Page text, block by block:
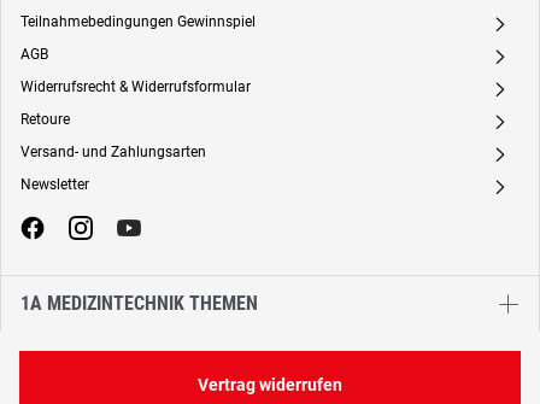
Teilnahmebedingungen Gewinnspiel A
AGB A
Widerrufsrecht & Widerrufsformular A
Retoure A
Versand- und Zahlungsarten A
Newsletter A
1A MEDIZINTECHNIK THEMEN
Vertrag widerrufen